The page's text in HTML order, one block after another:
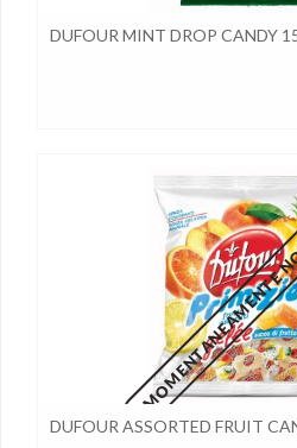
DUFOUR MINT DROP CANDY
DUFOUR ASSORTED FRUIT